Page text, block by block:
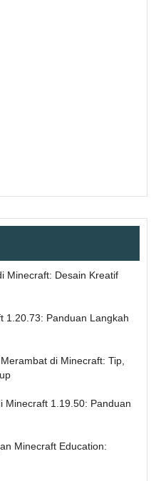
Minecraft: Desain Kreatif
1.20.73: Panduan Langkah
di Minecraft: Tip,
Minecraft 1.19.50: Panduan
Minecraft Education: